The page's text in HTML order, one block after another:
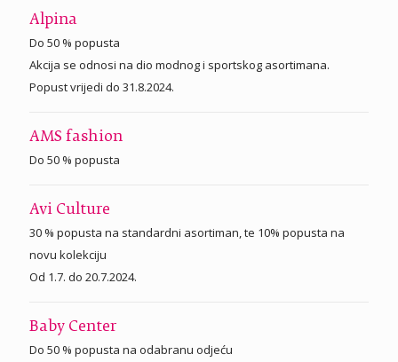
Alpina
Do 50 % popusta
Akcija se odnosi na dio modnog i sportskog asortimana.
Popust vrijedi do 31.8.2024.
AMS fashion
Do 50 % popusta
Avi Culture
30 % popusta na standardni asortiman, te 10% popusta na
novu kolekciju
Od 1.7. do 20.7.2024.
Baby Center
Do 50 % popusta na odabranu odjeću